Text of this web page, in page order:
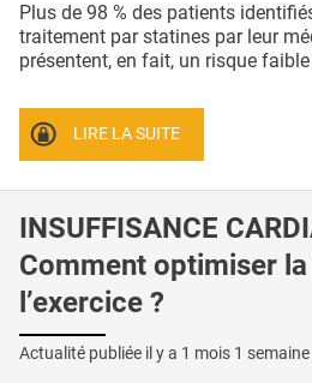
Plus de 98 % des patients
traitement par statines par leur
présentent, en fait, un risque
LIRE LA SUITE
INSUFFISANCE
Comment optimiser
l’exercice ?
Actualité publiée il y a 1 mois 1 semaine